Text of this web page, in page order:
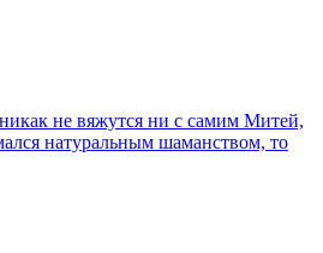
не вяжутся ни с самим Митей,
натуральным шаманством, то